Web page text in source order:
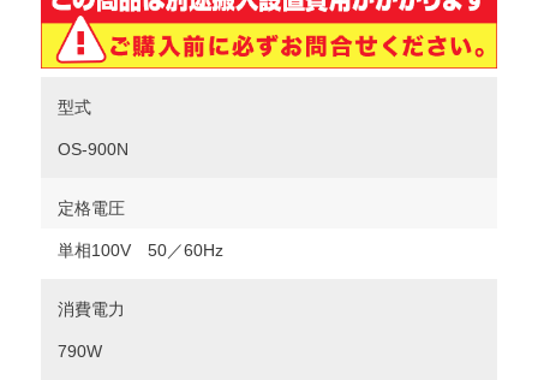
型式
OS-900N
定格電圧
単相100V 50／60Hz
消費電力
790W